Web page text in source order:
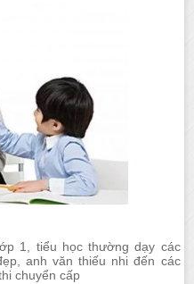
1, tiểu học thường dạy các
anh văn thiếu nhi đến các
chuyển cấp